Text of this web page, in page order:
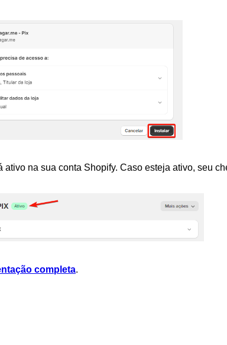
na sua conta Shopify. Caso esteja ativo, seu
completa.